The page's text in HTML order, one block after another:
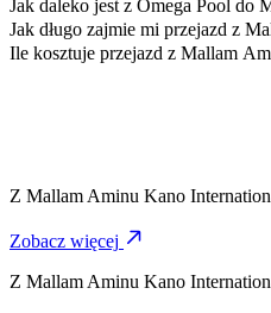
Najbardziej przystępna cenowo
Jak daleko jest z Omega Pool do
Omega Pool znajduje się około
Jak długo zajmie mi przejazd z
Dojazd z Mallam Aminu Kano
Ile kosztuje przejazd z Mallam
Koszt przejazdu z Mallam
Z Mallam Aminu Kano
Zobacz więcej
Z Mallam Aminu Kano